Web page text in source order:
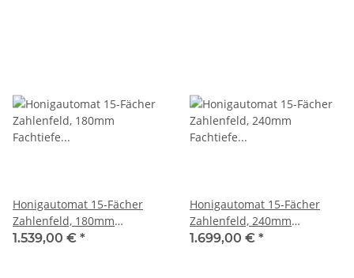
Honigautomat 15-Fächer
Zahlenfeld, 180mm
Fachtiefe Kundenwunsch
1.539,00 € *
Honigautomat 15-Fächer
Zahlenfeld, 240mm
Fachtiefe Kundenwunsch
1.699,00 € *